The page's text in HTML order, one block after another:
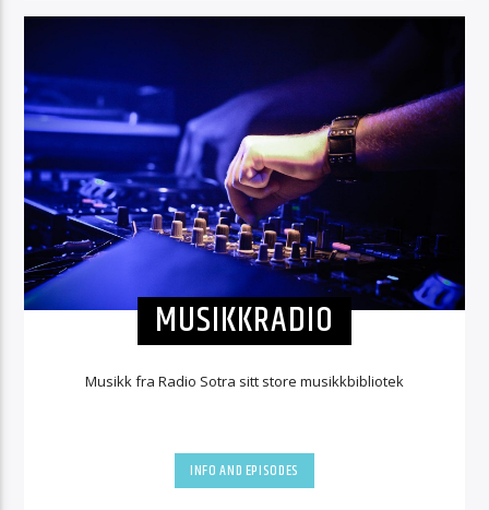
MUSIKKRADIO
Musikk fra Radio Sotra sitt store musikkbibliotek
INFO AND EPISODES